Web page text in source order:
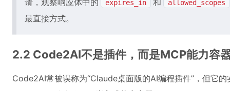
请，观察响应体中的 expires_in 和 allowed_scopes
最直接方式。
2.2 Code2AI不是插件，而是MCP能力容
Code2AI常被误称为“Claude桌面版的AI编程插件”，但它